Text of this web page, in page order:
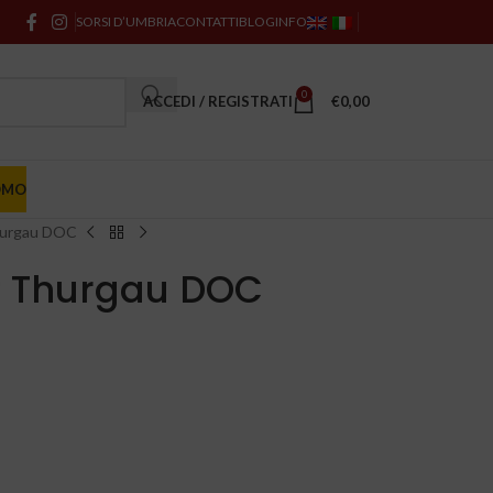
SORSI D’UMBRIACONTATTIBLOGINFO
ACCEDI / REGISTRATI 0 €0,00
DOC
DOC